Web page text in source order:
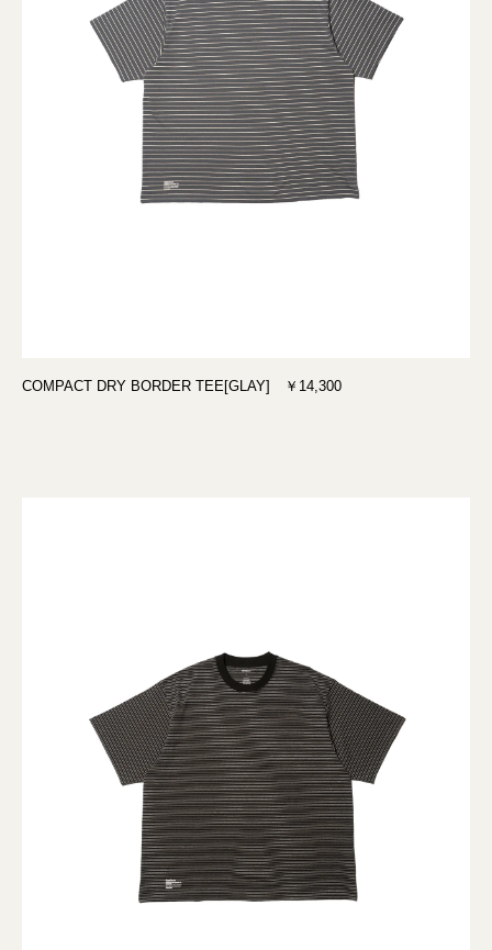
COMPACT DRY BORDER TEE[GLAY] ￥14,300